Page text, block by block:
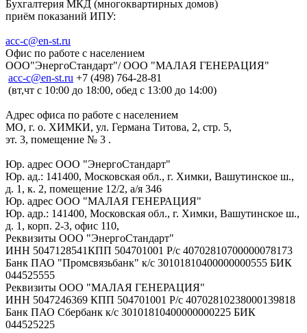
Бухгалтерия МКД (многоквартирных домов)
приём показаний ИПУ:
acc-c@en-st.ru
Офис по работе с населением
ООО"ЭнергоСтандарт"/ ООО "МАЛАЯ ГЕНЕРАЦИЯ"
асс-с@en-st.ru +7 (498) 764-28-81
(вт,чт с 10:00 до 18:00, обед с 13:00 до 14:00)
Адрес офиса по работе с населением
МО, г. о. ХИМКИ, ул. Германа Титова, 2, стр. 5,
эт. 3, помещение № 3 .
Юр. адрес ООО "ЭнергоСтандарт"
Юр. ад.: 141400, Московская обл., г. Химки, Вашутинское ш.,
д. 1, к. 2, помещение 12/2, а/я 346
Юр. адрес ООО "МАЛАЯ ГЕНЕРАЦИЯ"
Юр. адр.: 141400, Московская обл., г. Химки, Вашутинское ш.,
д. 1, корп. 2-3, офис 110,
Реквизиты ООО "ЭнергоСтандарт"
ИНН 5047128541КПП 504701001 Р/с 40702810700000078173
Банк ПАО "Промсвязьбанк" к/с 30101810400000000555 БИК
044525555
Реквизиты ООО "МАЛАЯ ГЕНЕРАЦИЯ"
ИНН 5047246369 КПП 504701001 Р/с 40702810238000139818
Банк ПАО Сбербанк к/с 30101810400000000225 БИК
044525225